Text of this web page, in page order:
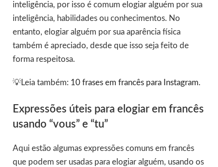
inteligência, por isso é comum elogiar alguém por sua
inteligência, habilidades ou conhecimentos. No
entanto, elogiar alguém por sua aparência física
também é apreciado, desde que isso seja feito de
forma respeitosa.
💡Leia também: 10 frases em francês para Instagram.
Expressões úteis para elogiar em francês
usando “vous” e “tu”
Aqui estão algumas expressões comuns em francês
que podem ser usadas para elogiar alguém, usando os